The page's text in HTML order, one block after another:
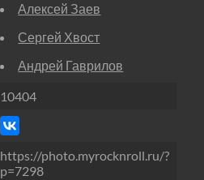
Алексей Заев
Сергей Хвост
Андрей Гаврилов
10404
https://photo.myrocknroll.ru/?
p=7298